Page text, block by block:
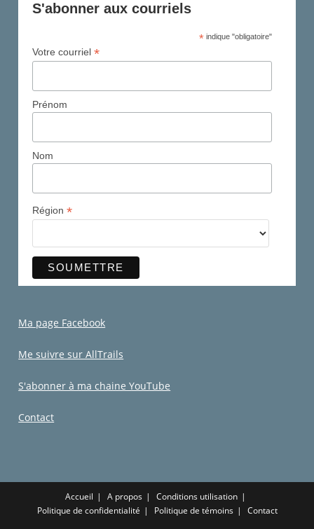
S'abonner aux courriels
*indique "obligatoire"
Votre courriel*
Prénom
Nom
Région*
Ma page Facebook
Me suivre sur AllTrails
S'abonner à ma chaine YouTube
Contact
Accueil A propos
Conditions utilisation
Politique de confidentialité
Politique de témoins Contact